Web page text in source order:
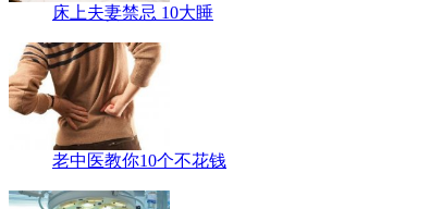
床上夫妻禁忌 10大睡
老中医教你10个不花钱